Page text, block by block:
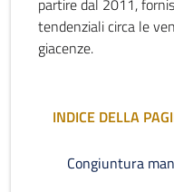
partire dal 2011,
tendenziali circa le
giacenze.
INDICE DELLA
Congiuntura